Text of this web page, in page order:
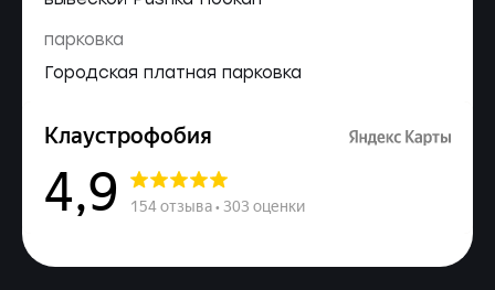
парковка
Городская платная парковка